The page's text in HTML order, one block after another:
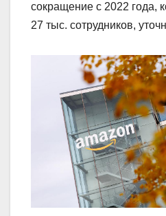
сокращение с 2022 года,
27 тыс. сотрудников,